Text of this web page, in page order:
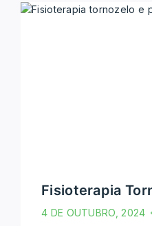
Fisioterapia
4 DE OUTUBRO, 2024